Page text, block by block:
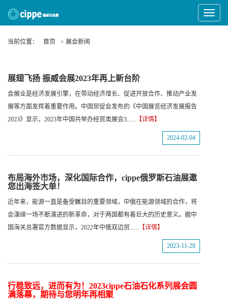
Toggle
当前位置：
首页 > 展会新闻
展翅飞扬 振威会展2023年再上新台阶
会展业是经济发展引擎，在带动经济增长、促进开放合作、推动产业发
展等方面发挥着重要作用。中国贸促会发布的《中国展览经济发展报告
2023》显示，2023年中国共举办经贸类展会3...... 【详情】
2024-02-04
布局海外市场，深化国际合作，cippe俄罗斯石油展邀
您出海签大单！
近年来，能源一直是备受瞩目的重要领域，中俄在能源领域的合作，将
会演绎一场不断演进的新革命，对于两国都有着巨大的历史意义。据中
国海关总署官方数据显示，2022年中俄双边贸...... 【详情】
2023-11-28
行稳致远，进而有为！2023cippe石油石化系列展会圆
满落幕，期待与您明年再相聚